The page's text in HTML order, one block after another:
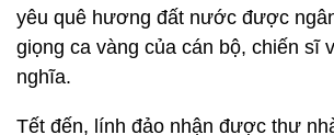
yêu quê hương đất nước được
giọng ca vàng của cán bộ, chiến sĩ
nghĩa.
Tết đến, lính đảo nhận được thư